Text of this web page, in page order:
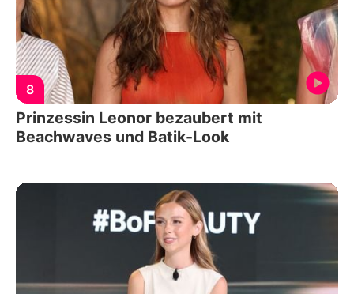
8
Prinzessin Leonor bezaubert mit
Beachwaves und Batik-Look